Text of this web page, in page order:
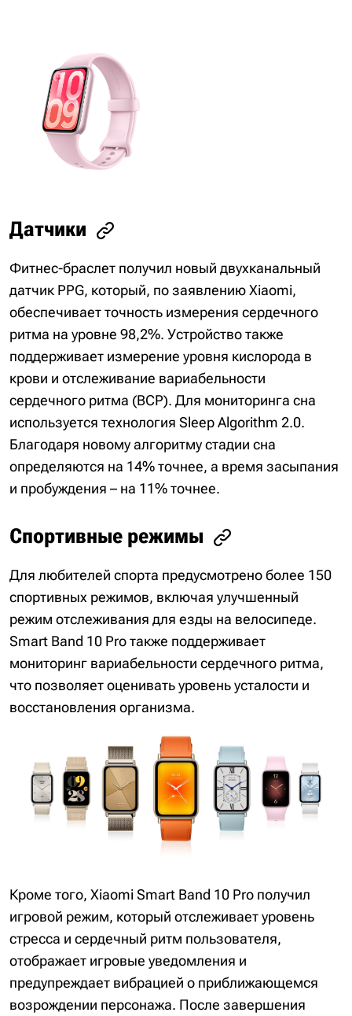
Датчики
Фитнес-браслет получил новый двухканальный
датчик PPG, который, по заявлению Xiaomi,
обеспечивает точность измерения сердечного
ритма на уровне 98,2%. Устройство также
поддерживает измерение уровня кислорода в
крови и отслеживание вариабельности
сердечного ритма (ВСР). Для мониторинга сна
используется технология Sleep Algorithm 2.0.
Благодаря новому алгоритму стадии сна
определяются на 14% точнее, а время засыпания
и пробуждения – на 11% точнее.
Спортивные режимы
Для любителей спорта предусмотрено более 150
спортивных режимов, включая улучшенный
режим отслеживания для езды на велосипеде.
Smart Band 10 Pro также поддерживает
мониторинг вариабельности сердечного ритма,
что позволяет оценивать уровень усталости и
восстановления организма.
Кроме того, Xiaomi Smart Band 10 Pro получил
игровой режим, который отслеживает уровень
стресса и сердечный ритм пользователя,
отображает игровые уведомления и
предупреждает вибрацией о приближающемся
возрождении персонажа. После завершения